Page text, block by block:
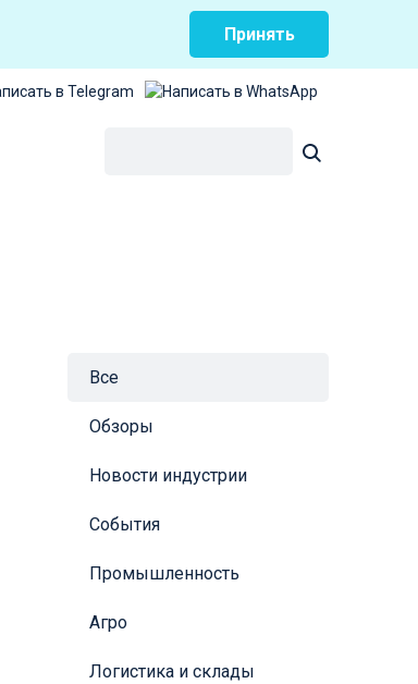
Принять
Все
Обзоры
Новости индустрии
События
Промышленность
Агро
Логистика и склады